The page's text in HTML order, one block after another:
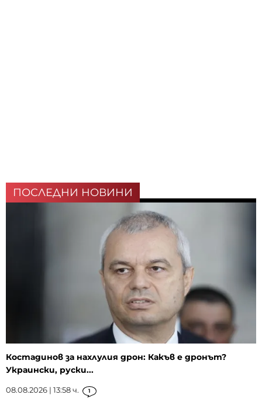
ПОСЛЕДНИ НОВИНИ
Костадинов за нахлулия дрон: Какъв е дронът?
Украински, руски...
08.08.2026 | 13:58 ч. 1